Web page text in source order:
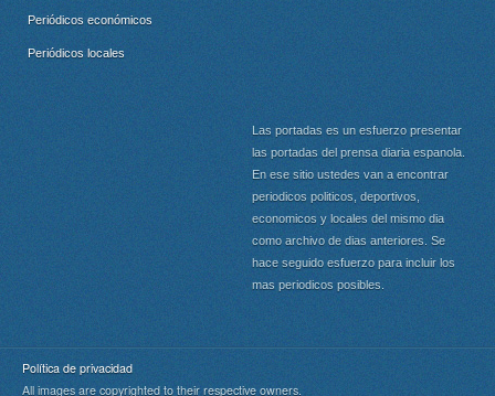
Periódicos económicos
Periódicos locales
Las portadas es un esfuerzo presentar
las portadas del prensa diaria espanola.
En ese sitio ustedes van a encontrar
periodicos politicos, deportivos,
economicos y locales del mismo dia
como archivo de dias anteriores. Se
hace seguido esfuerzo para incluir los
mas periodicos posibles.
Política de privacidad
All images are copyrighted to their respective owners.